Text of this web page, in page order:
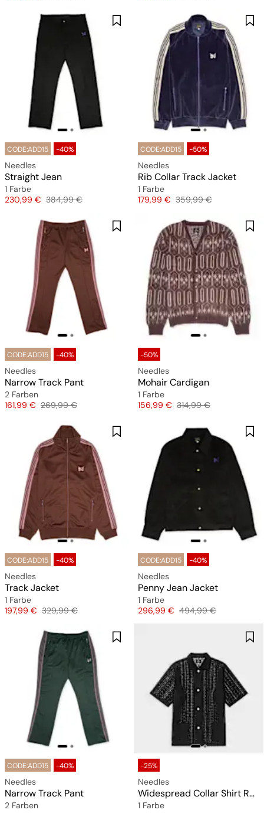
CODE:ADD15 -40%
Needles
Straight Jean
1 Farbe
Preis
230,99 € Originalpreis
384,99 €
CODE:ADD15 -50%
Needles
Rib Collar Track Jacket
1 Farbe
Preis
179,99 € Originalpreis
359,99 €
CODE:ADD15 -40%
Needles
Narrow Track Pant
2 Farben
Preis
161,99 € Originalpreis
269,99 €
-50%
Needles
Mohair Cardigan
1 Farbe
Preis
156,99 € Originalpreis
314,99 €
CODE:ADD15 -40%
Needles
Track Jacket
1 Farbe
Preis
197,99 € Originalpreis
329,99 €
CODE:ADD15 -40%
Needles
Penny Jean Jacket
1 Farbe
Preis
296,99 € Originalpreis
494,99 €
CODE:ADD15 -40%
Needles
Narrow Track Pant
2 Farben
-25%
Needles
Widespread Collar Shirt Raschel Lace (Crochet)
1 Farbe